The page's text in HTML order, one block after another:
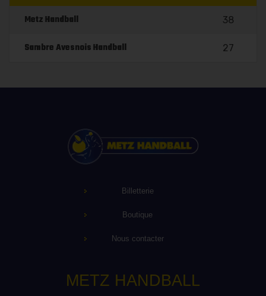
Metz Handball 38
Sambre Avesnois Handball 27
Billetterie
Boutique
Nous contacter
METZ HANDBALL